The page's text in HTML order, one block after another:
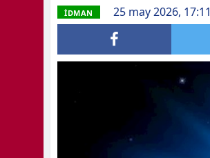
İDMAN 25 may 2026, 17:11